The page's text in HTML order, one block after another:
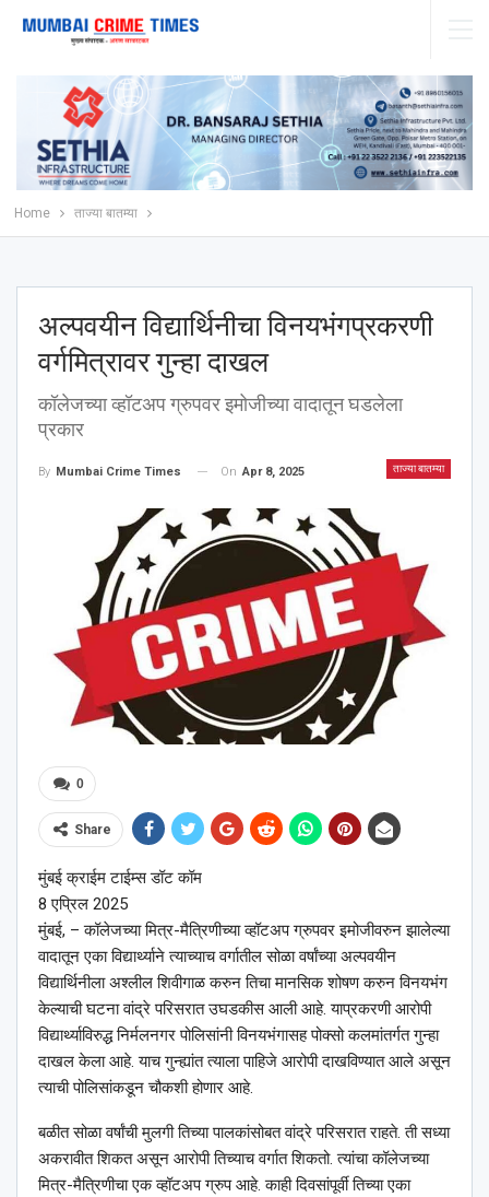
Home ताज्या बातम्या
अल्पवयीन विद्यार्थिनीचा विनयभंगप्रकरणी
वर्गमित्रावर गुन्हा दाखल
कॉलेजच्या व्हॉटअप ग्रुपवर इमोजीच्या वादातून घडलेला
प्रकार
ताज्या बातम्या
By Mumbai Crime Times On Apr 8, 2025
0
Share
मुंबई क्राईम टाईम्स डॉट कॉम
8 एप्रिल 2025
मुंबई, – कॉलेजच्या मित्र-मैत्रिणीच्या व्हॉटअप ग्रुपवर इमोजीवरुन झालेल्या
वादातून एका विद्यार्थ्याने त्याच्याच वर्गातील सोळा वर्षांच्या अल्पवयीन
विद्यार्थिनीला अश्लील शिवीगाळ करुन तिचा मानसिक शोषण करुन विनयभंग
केल्याची घटना वांद्रे परिसरात उघडकीस आली आहे. याप्रकरणी आरोपी
विद्यार्थ्याविरुद्ध निर्मलनगर पोलिसांनी विनयभंगासह पोक्सो कलमांतर्गत गुन्हा
दाखल केला आहे. याच गुन्ह्यांत त्याला पाहिजे आरोपी दाखविण्यात आले असून
त्याची पोलिसांकडून चौकशी होणार आहे.
बळीत सोळा वर्षांची मुलगी तिच्या पालकांसोबत वांद्रे परिसरात राहते. ती सध्या
अकरावीत शिकत असून आरोपी तिच्याच वर्गात शिकतो. त्यांचा कॉलेजच्या
मित्र-मैत्रिणीचा एक व्हॉटअप ग्रुप आहे. काही दिवसांपूर्वी तिच्या एका